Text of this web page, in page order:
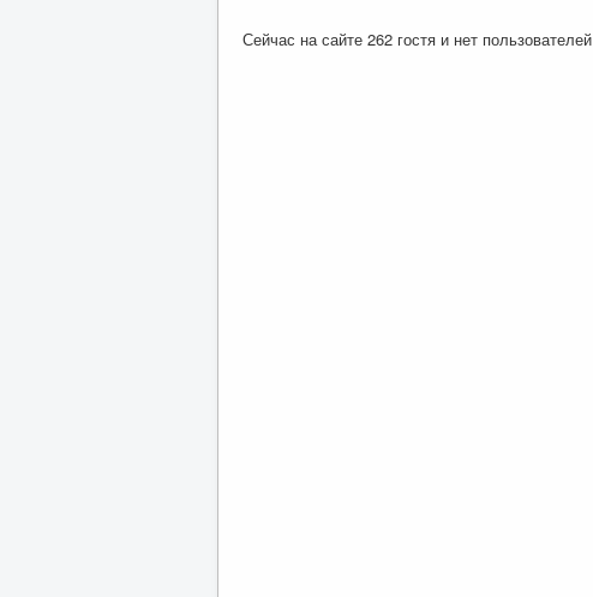
Сейчас на сайте 262 гостя и нет пользователей